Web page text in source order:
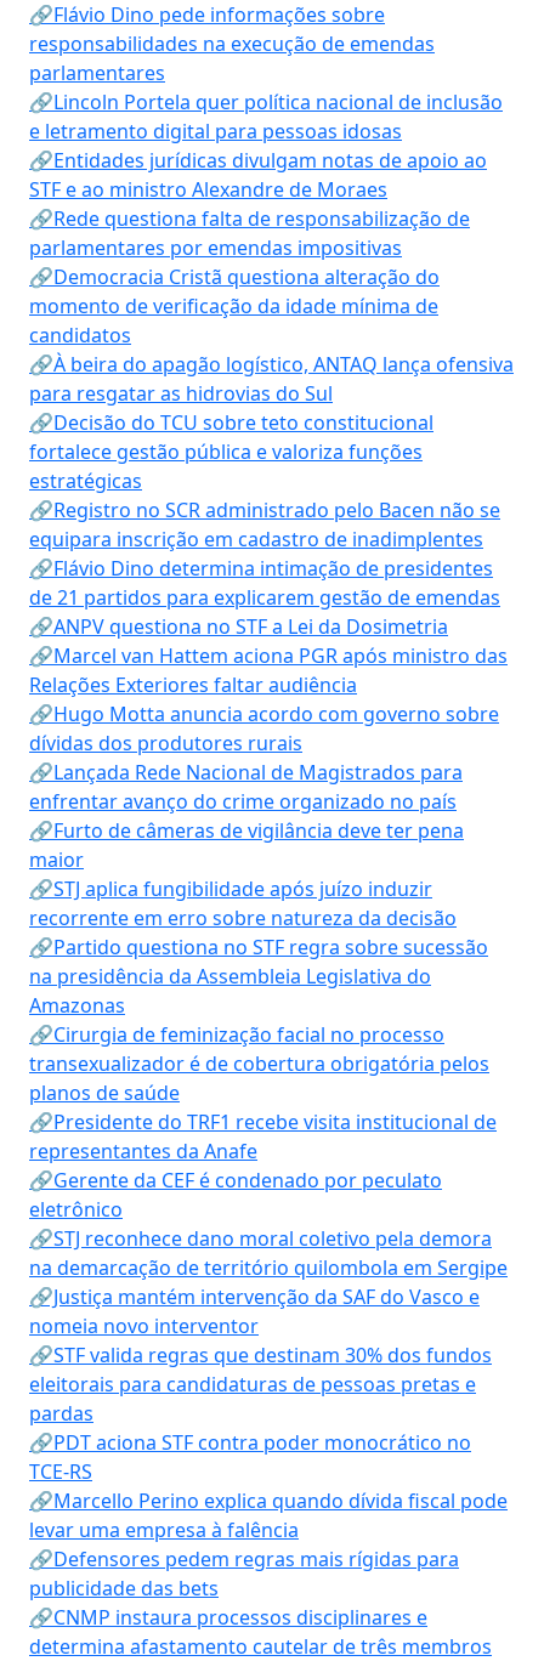
🔗Flávio Dino pede informações sobre
responsabilidades na execução de emendas
parlamentares
🔗Lincoln Portela quer política nacional de inclusão
e letramento digital para pessoas idosas
🔗Entidades jurídicas divulgam notas de apoio ao
STF e ao ministro Alexandre de Moraes
🔗Rede questiona falta de responsabilização de
parlamentares por emendas impositivas
🔗Democracia Cristã questiona alteração do
momento de verificação da idade mínima de
candidatos
🔗À beira do apagão logístico, ANTAQ lança ofensiva
para resgatar as hidrovias do Sul
🔗Decisão do TCU sobre teto constitucional
fortalece gestão pública e valoriza funções
estratégicas
🔗Registro no SCR administrado pelo Bacen não se
equipara inscrição em cadastro de inadimplentes
🔗Flávio Dino determina intimação de presidentes
de 21 partidos para explicarem gestão de emendas
🔗ANPV questiona no STF a Lei da Dosimetria
🔗Marcel van Hattem aciona PGR após ministro das
Relações Exteriores faltar audiência
🔗Hugo Motta anuncia acordo com governo sobre
dívidas dos produtores rurais
🔗Lançada Rede Nacional de Magistrados para
enfrentar avanço do crime organizado no país
🔗Furto de câmeras de vigilância deve ter pena
maior
🔗STJ aplica fungibilidade após juízo induzir
recorrente em erro sobre natureza da decisão
🔗Partido questiona no STF regra sobre sucessão
na presidência da Assembleia Legislativa do
Amazonas
🔗Cirurgia de feminização facial no processo
transexualizador é de cobertura obrigatória pelos
planos de saúde
🔗Presidente do TRF1 recebe visita institucional de
representantes da Anafe
🔗Gerente da CEF é condenado por peculato
eletrônico
🔗STJ reconhece dano moral coletivo pela demora
na demarcação de território quilombola em Sergipe
🔗Justiça mantém intervenção da SAF do Vasco e
nomeia novo interventor
🔗STF valida regras que destinam 30% dos fundos
eleitorais para candidaturas de pessoas pretas e
pardas
🔗PDT aciona STF contra poder monocrático no
TCE-RS
🔗Marcello Perino explica quando dívida fiscal pode
levar uma empresa à falência
🔗Defensores pedem regras mais rígidas para
publicidade das bets
🔗CNMP instaura processos disciplinares e
determina afastamento cautelar de três membros